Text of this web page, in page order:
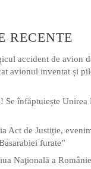
RECENTE
accident de avion
avionul inventat și
Se înfăptuiește Unirea
Act de Justiție,
furate”
Naţională a